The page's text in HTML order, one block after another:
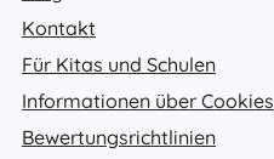
Kontakt
Für Kitas und Schulen
Informationen über Cookies
Bewertungsrichtlinien